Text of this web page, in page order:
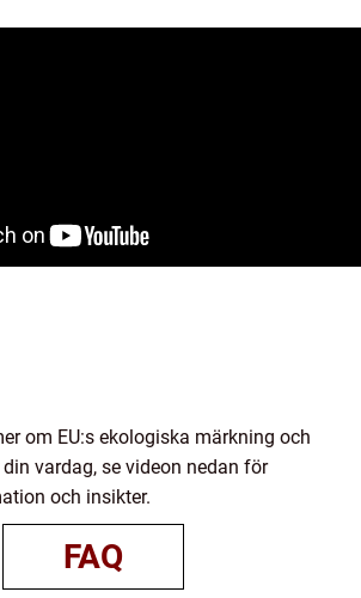
om EU:s ekologiska märkning och
vardag, se videon nedan för
och insikter.
FAQ